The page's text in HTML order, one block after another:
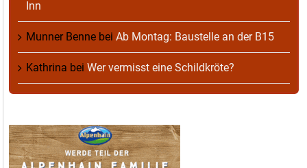
Inn
Munner Benne bei Ab Montag: Baustelle an der B15
Kathrina bei Wer vermisst eine Schildkröte?